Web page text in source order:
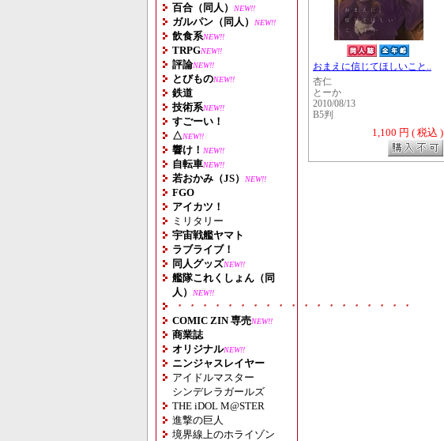
百合（同人） NEW!!
ガルパン（同人） NEW!!
飲食系NEW!!
TRPGNEW!!
評論NEW!!
とびものNEW!!
鉄道
技術系NEW!!
すごーい！
△NEW!!
響け！ NEW!!
自転車NEW!!
若おかみ（JS） NEW!!
FGO
アイカツ！
ミリタリー
宇宙戦艦ヤマト
ラブライブ！
同人グッズNEW!!
艦隊これくしょん（同
人）
NEW!!
・・・・・・・・・・・・・・・・・・・
COMIC ZIN 専売NEW!!
商業誌
オリジナルNEW!!
ニンジャスレイヤー
アイドルマスター
シンデレラガールズ
THE iDOL M@STER
進撃の巨人
境界線上のホライゾン
おまえに信じてほしいこと..
杏仁
とーか
2010/08/13
B5判
1,100 円 ( 税込 )